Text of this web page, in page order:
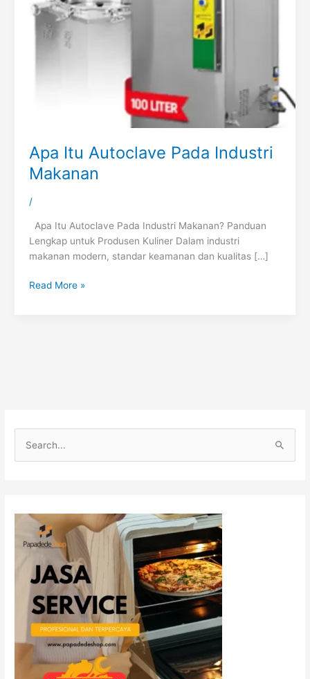
Apa Itu Autoclave Pada Industri
Makanan
/
Apa Itu Autoclave Pada Industri Makanan? Panduan
Lengkap untuk Produsen Kuliner Dalam industri
makanan modern, standar keamanan dan kualitas […]
Read More »